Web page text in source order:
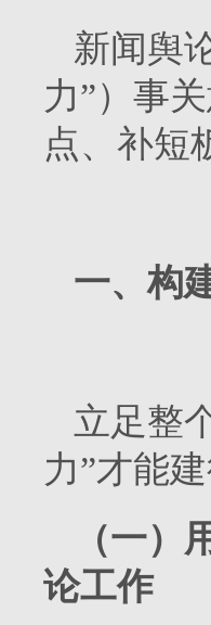
新闻舆
力”）事
点、补短
一、构
立足整
力”才能建
（一
论工作